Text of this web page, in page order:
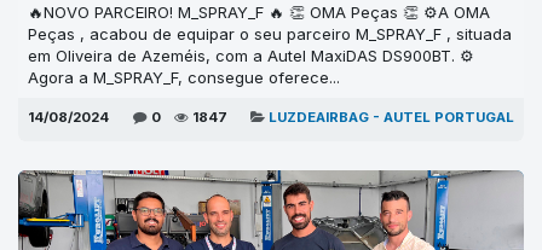
🔥NOVO PARCEIRO! M_SPRAY_F 🔥 👏 OMA Peças 👏 ⚙A OMA
Peças , acabou de equipar o seu parceiro M_SPRAY_F , situada
em Oliveira de Azeméis, com a Autel MaxiDAS DS900BT. ⚙
Agora a M_SPRAY_F, consegue oferece...
14/08/2024 0 1847 LUZDEAIRBAG - AUTEL PORTUGAL